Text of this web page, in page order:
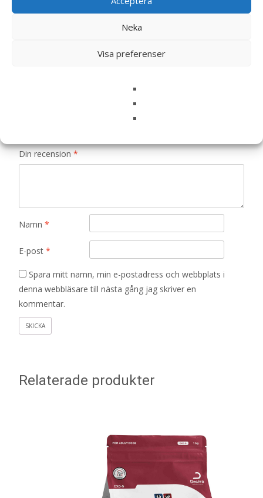
Neka
Visa preferenser
Det finns inga recensioner än.
Bli först med att recensera ”Torrfoder för
Din recension*
Namn *
E-post *
Spara mitt namn, min e-postadress och webbplats i
denna webbläsare till nästa gång jag skriver en
kommentar.
Relaterade produkter